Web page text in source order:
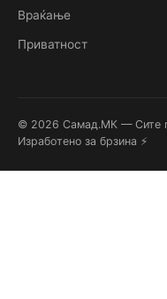
Враќање
Приватност
© 2026 Самад.МК — Сите
Изработено за брзина ⚡